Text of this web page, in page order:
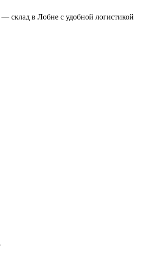
— склад в Лобне с удобной логистикой